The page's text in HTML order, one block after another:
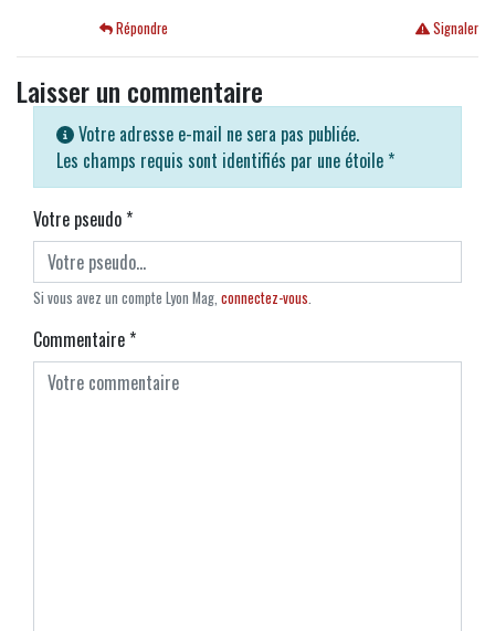
Signaler
Répondre
Laisser un commentaire
Votre adresse e-mail ne sera pas publiée.
Les champs requis sont identifiés par une étoile *
Votre pseudo*
Si vous avez un compte Lyon Mag, connectez-vous.
Commentaire*